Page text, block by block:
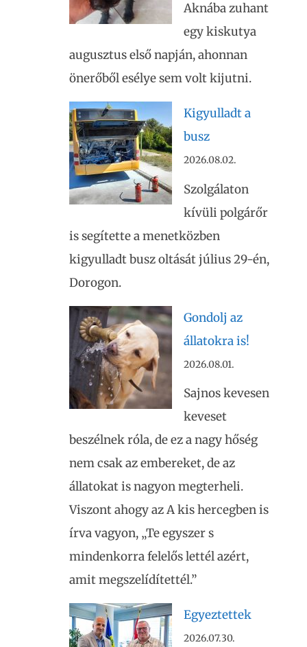
Aknába zuhant
egy kiskutya
augusztus első napján, ahonnan
önerőből esélye sem volt kijutni.
Kigyulladt a
busz
2026.08.02.
Szolgálaton
kívüli polgárőr
is segítette a menetközben
kigyulladt busz oltását július 29-én,
Dorogon.
Gondolj az
állatokra is!
2026.08.01.
Sajnos kevesen
keveset
beszélnek róla, de ez a nagy hőség
nem csak az embereket, de az
állatokat is nagyon megterheli.
Viszont ahogy az A kis hercegben is
írva vagyon, „Te egyszer s
mindenkorra felelős lettél azért,
amit megszelídítettél.”
Egyeztettek
2026.07.30.